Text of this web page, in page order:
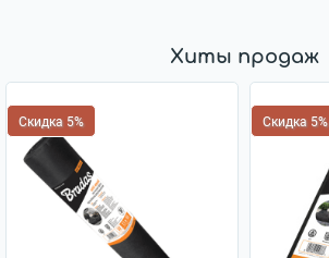
Хиты продаж
Скидка 5% Скидка 5%